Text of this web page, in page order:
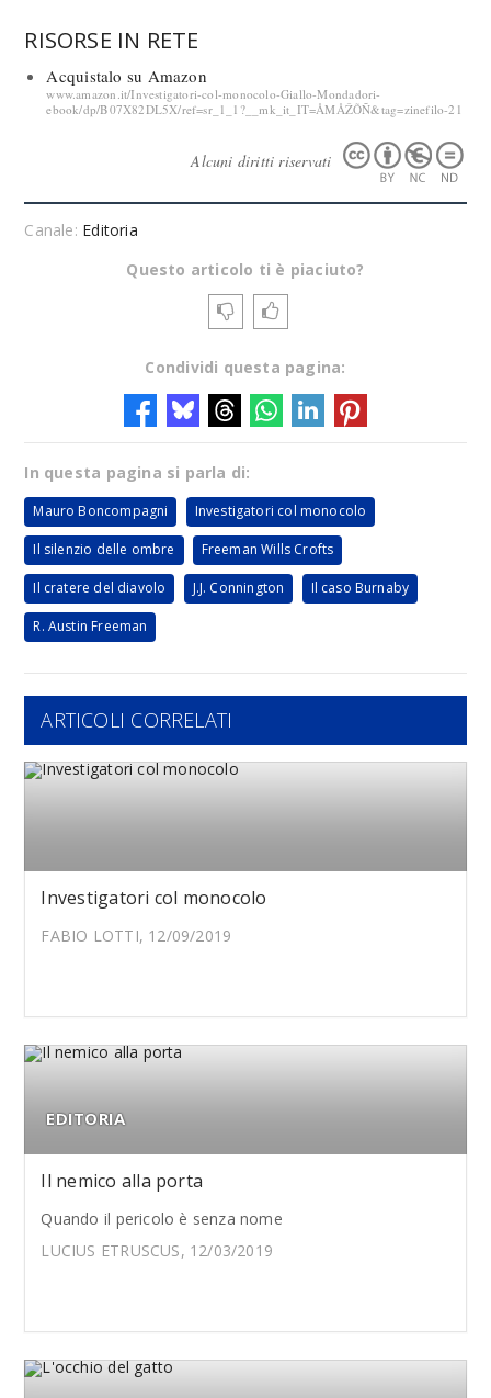
RISORSE IN RETE
Acquistalo su Amazon
www.amazon.it/Investigatori-col-monocolo-Giallo-Mondadori-
ebook/dp/B07X82DL5X/ref=sr_1_1?__mk_it_IT=ÅMÅŽÕÑ&tag=zinefilo-21
Alcuni diritti riservati
Canale: Editoria
Questo articolo ti è piaciuto?
Condividi questa pagina:
In questa pagina si parla di:
Mauro Boncompagni Investigatori col monocolo
Il silenzio delle ombre Freeman Wills Crofts
Il cratere del diavolo J.J. Connington Il caso Burnaby
R. Austin Freeman
ARTICOLI CORRELATI
Investigatori col monocolo
FABIO LOTTI, 12/09/2019
EDITORIA
Il nemico alla porta
Quando il pericolo è senza nome
LUCIUS ETRUSCUS, 12/03/2019